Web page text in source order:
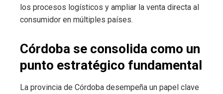
los procesos logísticos y ampliar la venta directa al
consumidor en múltiples países.
Córdoba se consolida como un
punto estratégico fundamental
La provincia de Córdoba desempeña un papel clave